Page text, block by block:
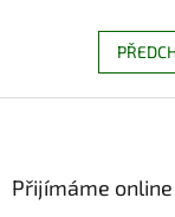
Přijímáme